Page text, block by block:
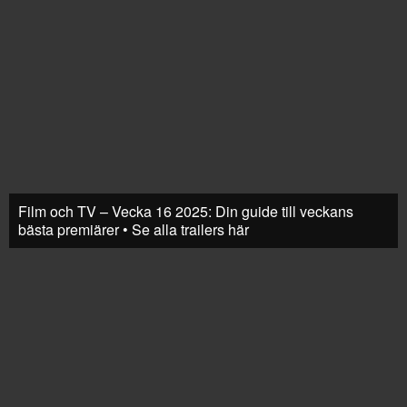
Film och TV – Vecka 16 2025: Din guide till veckans
bästa premiärer • Se alla trailers här